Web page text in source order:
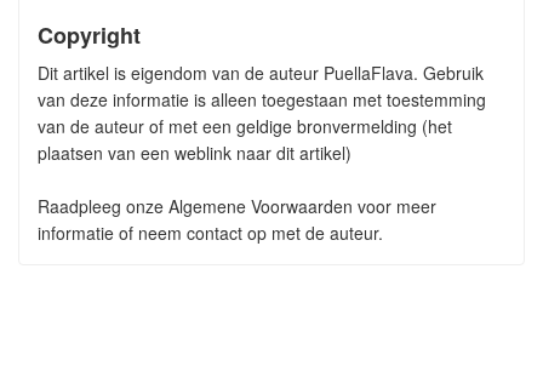
Copyright
Dit artikel is eigendom van de auteur PuellaFlava. Gebruik
van deze informatie is alleen toegestaan met toestemming
van de auteur of met een geldige bronvermelding (het
plaatsen van een weblink naar dit artikel)
Raadpleeg onze Algemene Voorwaarden voor meer
informatie of neem contact op met de auteur.